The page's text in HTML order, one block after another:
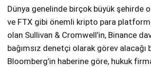
Dünya genelinde birçok büyük şehirde
ve FTX gibi önemli kripto para
olan Sullivan & Cromwell’in, Binance
bağımsız denetçi olarak görev alacağı
Bloomberg’in haberine göre, hukuk